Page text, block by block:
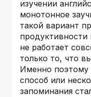
изучении
монотонное
такой вариант
не работает
только то, что
Именно поэтому
способ или
запоминания